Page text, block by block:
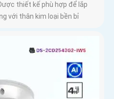
thiết kế phù hợp để lắp
với thân kim loại bền bỉ